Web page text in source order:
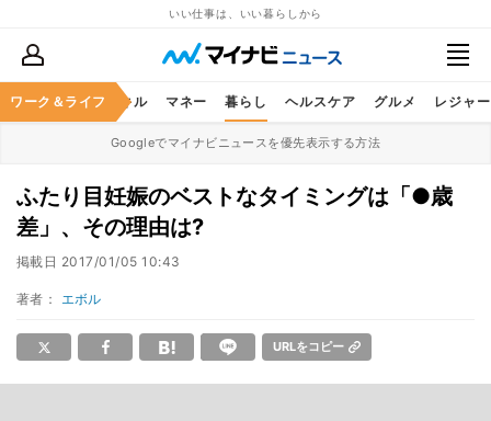
いい仕事は、いい暮らしから
ワーク＆ライフ
ア ビジネススキル マネー 暮らし ヘルスケア グルメ レジャー
Googleでマイナビニュースを優先表示する方法
ふたり目妊娠のベストなタイミングは「●歳
差」、その理由は?
掲載日 2017/01/05 10:43
著者： エボル
URLをコピー